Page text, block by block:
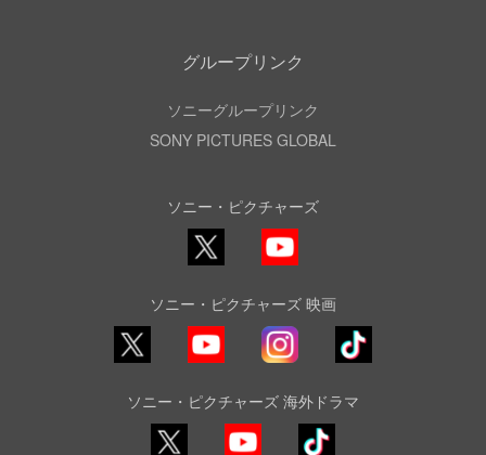
グループリンク
ソニーグループリンク
SONY PICTURES GLOBAL
ソニー・ピクチャーズ
X
YouTube
ソニー・ピクチャーズ 映画
YouTube Instagram
TikTok
ソニー・ピクチャーズ 海外ドラマ